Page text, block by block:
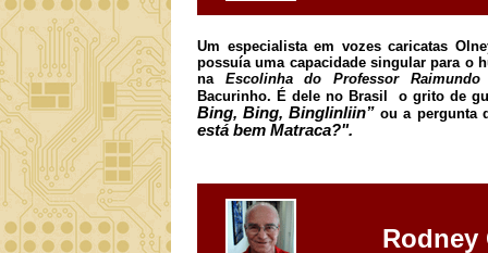
Um especialista em vozes caricatas
possuía uma capacidade singular para o
na Escolinha do Professor Raimundo
Bacurinho. É dele no Brasil o grito de
Bing, Bing, Binglinliin”ou a pergunta
está bem Matraca?".
Rodney